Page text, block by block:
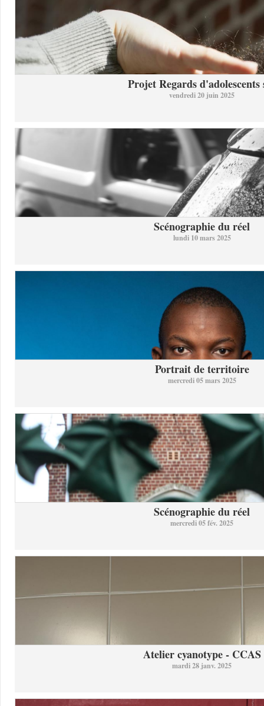
Projet Regards d'adolescents
vendredi 20 juin 2025
Scénographie du réel
lundi 10 mars 2025
Portrait de territoire
mercredi 05 mars 2025
Scénographie du réel
mercredi 05 fév. 2025
Atelier cyanotype - CCAS
mardi 28 janv. 2025